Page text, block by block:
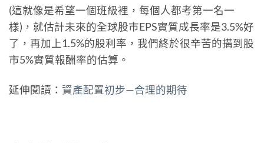
(這就像是希望一個班級裡，每個人都考第一名一
樣)，就估計未來的全球股市EPS實質成長率是3.5%好
了，再加上1.5%的股利率，我們終於很辛苦的搆到股
市5%實質報酬率的估算。
延伸閱讀： 資產配置初步—合理的期待